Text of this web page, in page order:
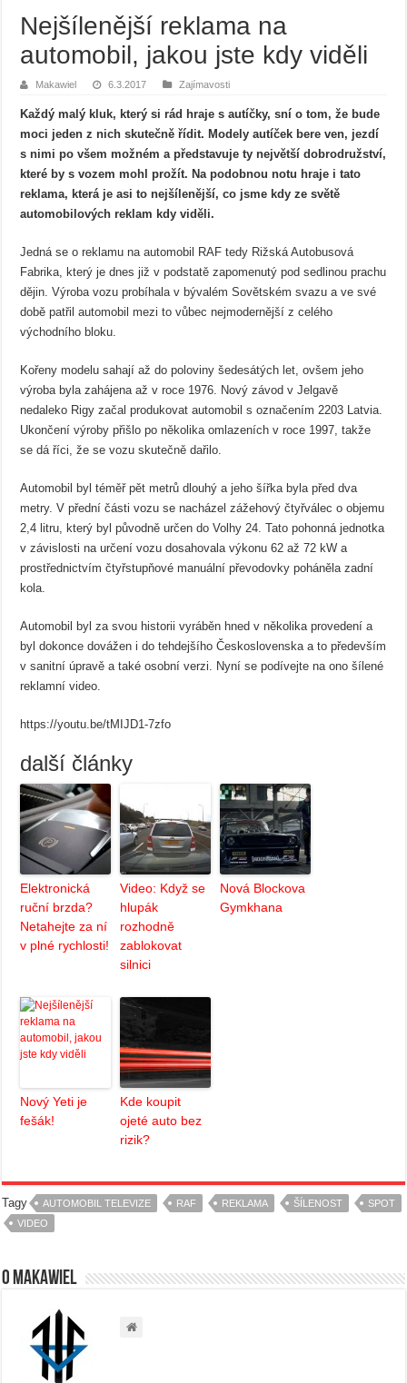
Nejšílenější reklama na
automobil, jakou jste kdy viděli
Makawiel 6.3.2017 Zajímavosti
Každý malý kluk, který si rád hraje s autíčky, sní o tom, že bude
moci jeden z nich skutečně řídit. Modely autíček bere ven, jezdí
s nimi po všem možném a představuje ty největší dobrodružství,
které by s vozem mohl prožít. Na podobnou notu hraje i tato
reklama, která je asi to nejšílenější, co jsme kdy ze světě
automobilových reklam kdy viděli.
Jedná se o reklamu na automobil RAF tedy Rižská Autobusová
Fabrika, který je dnes již v podstatě zapomenutý pod sedlinou prachu
dějin. Výroba vozu probíhala v bývalém Sovětském svazu a ve své
době patřil automobil mezi to vůbec nejmodernější z celého
východního bloku.
Kořeny modelu sahají až do poloviny šedesátých let, ovšem jeho
výroba byla zahájena až v roce 1976. Nový závod v Jelgavě
nedaleko Rigy začal produkovat automobil s označením 2203 Latvia.
Ukončení výroby přišlo po několika omlazeních v roce 1997, takže
se dá říci, že se vozu skutečně dařilo.
Automobil byl téměř pět metrů dlouhý a jeho šířka byla před dva
metry. V přední části vozu se nacházel zážehový čtyřválec o objemu
2,4 litru, který byl původně určen do Volhy 24. Tato pohonná jednotka
v závislosti na určení vozu dosahovala výkonu 62 až 72 kW a
prostřednictvím čtyřstupňové manuální převodovky poháněla zadní
kola.
Automobil byl za svou historii vyráběn hned v několika provedení a
byl dokonce dovážen i do tehdejšího Československa a to především
v sanitní úpravě a také osobní verzi. Nyní se podívejte na ono šílené
reklamní video.
https://youtu.be/tMIJD1-7zfo
další články
Elektronická
ruční brzda?
Netahejte za ní
v plné rychlosti!
Video: Když se
hlupák
rozhodně
zablokovat
silnici
Nová Blockova
Gymkhana
Nový Yeti je
fešák!
Kde koupit
ojeté auto bez
rizik?
Tagy AUTOMOBIL TELEVIZE RAF REKLAMA ŠÍLENOST
SPOT
VIDEO
O Makawiel